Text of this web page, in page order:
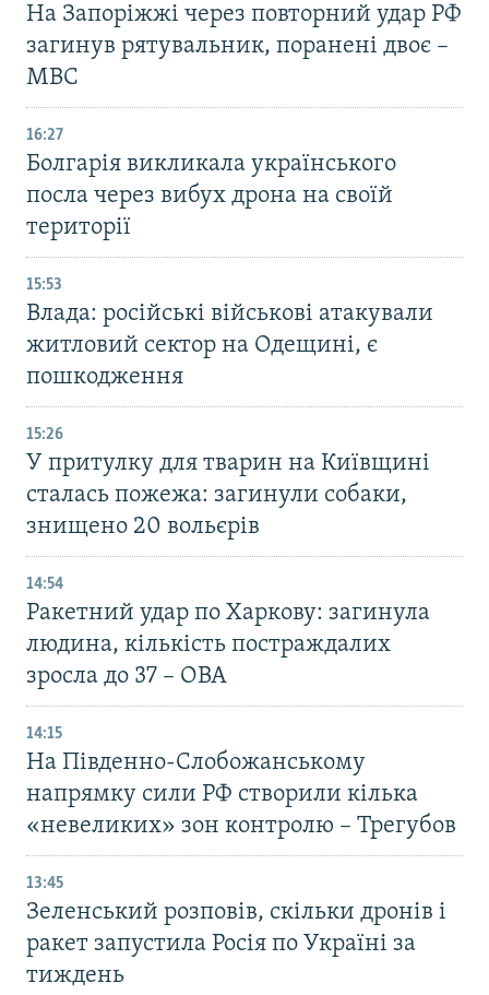
На Запоріжжі через повторний удар РФ
загинув рятувальник, поранені двоє –
МВС
16:27
Болгарія викликала українського
посла через вибух дрона на своїй
території
15:53
Влада: російські військові атакували
житловий сектор на Одещині, є
пошкодження
15:26
У притулку для тварин на Київщині
сталась пожежа: загинули собаки,
знищено 20 вольєрів
14:54
Ракетний удар по Харкову: загинула
людина, кількість постраждалих
зросла до 37 – ОВА
14:15
На Південно-Слобожанському
напрямку сили РФ створили кілька
«невеликих» зон контролю – Трегубов
13:45
Зеленський розповів, скільки дронів і
ракет запустила Росія по Україні за
тиждень